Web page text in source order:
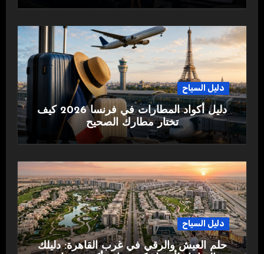
دليل السياح
دليل أكواد المطارات في فرنسا 2026 كيف
تختار مطارك الصحيح
دليل السياح
حلم العيش والرقي في غرب القاهرة: دليلك